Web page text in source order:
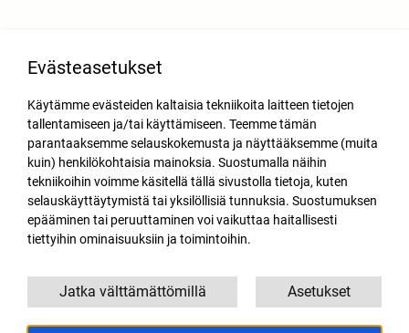
Evästeasetukset
Käytämme evästeiden kaltaisia tekniikoita laitteen tietojen
tallentamiseen ja/tai käyttämiseen. Teemme tämän
parantaaksemme selauskokemusta ja näyttääksemme (muita
kuin) henkilökohtaisia mainoksia. Suostumalla näihin
tekniikoihin voimme käsitellä tällä sivustolla tietoja, kuten
selauskäyttäytymistä tai yksilöllisiä tunnuksia. Suostumuksen
epääminen tai peruuttaminen voi vaikuttaa haitallisesti
tiettyihin ominaisuuksiin ja toimintoihin.
Asetukset
Jatka välttämättömillä